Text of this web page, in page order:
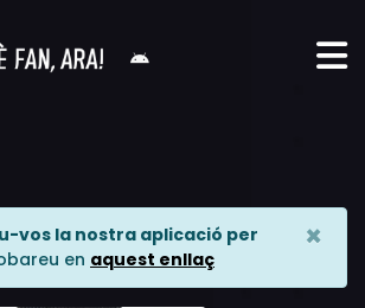
vos la nostra aplicació per
en aquest enllaç
×